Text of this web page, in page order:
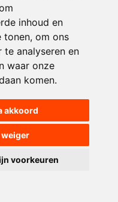
inhoud en
om ons
te analyseren en
waar onze
komen.
akkoord
weiger
voorkeuren